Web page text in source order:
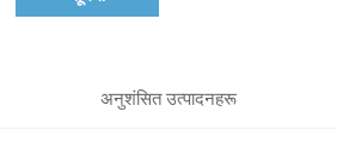
अनुशंसित उत्पादनहरू